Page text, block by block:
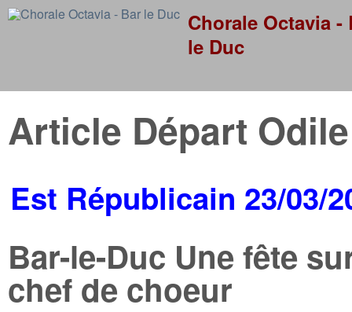
Skip
Chorale Octavia -
le Duc
Article Départ Odile
Est Républicain 23/03/
Bar-le-Duc Une fête
chef de choeur